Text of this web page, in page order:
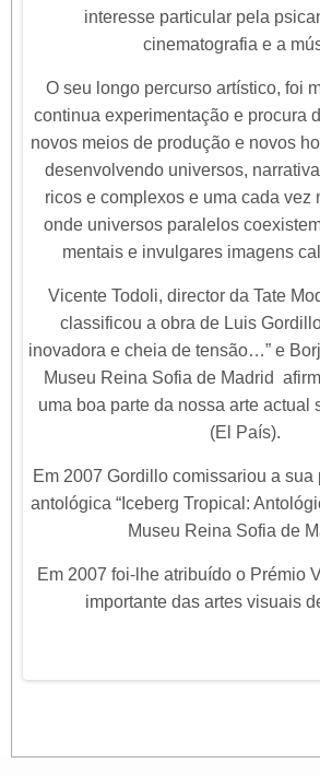
interesse particular pela
cinematografia e a
O seu longo percurso artístico, foi
continua experimentação e procura
novos meios de produção e novos
desenvolvendo universos,
ricos e complexos e uma cada vez
onde universos paralelos
mentais e invulgares imagens
Vicente Todoli, director da Tate
classificou a obra de Luis
inovadora e cheia de tensão…” e
Museu Reina Sofia de Madrid
uma boa parte da nossa arte actual
(El País).
Em 2007 Gordillo comissariou a
antológica “Iceberg Tropical:
Museu Reina Sofia de
Em 2007 foi-lhe atribuído o Prémio
importante das artes visuais